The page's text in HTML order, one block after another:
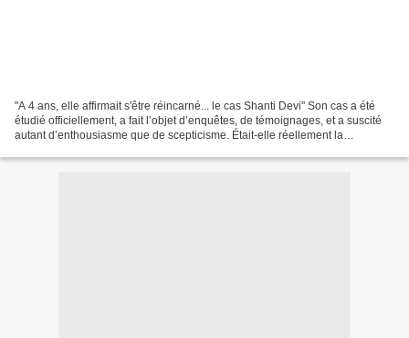
"A 4 ans, elle affirmait s'être réincarné... le cas Shanti Devi" Son cas a été
étudié officiellement, a fait l’objet d’enquêtes, de témoignages, et a suscité
autant d’enthousiasme que de scepticisme. Était-elle réellement la